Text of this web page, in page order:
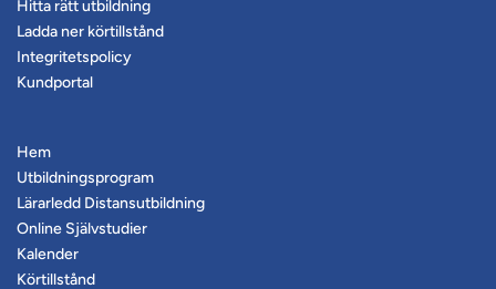
Hitta rätt utbildning
Ladda ner körtillstånd
Integritetspolicy
Kundportal
Hem
Utbildningsprogram
Lärarledd Distansutbildning
Online Självstudier
Kalender
Körtillstånd